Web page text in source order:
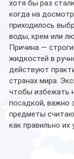
хотя бы раз
когда на
приходилось
воды, крем или
Причина —
жидкостей в
действуют
странах мира.
чтобы избежать
посадкой, важно
предметы
как правильно их